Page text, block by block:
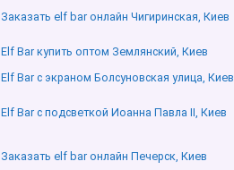
Заказать elf bar онлайн Чигиринская, Киев
Elf Bar купить оптом Землянский, Киев
Elf Bar с экраном Болсуновская улица, Киев
Elf Bar с подсветкой Иоанна Павла ІІ, Киев
Заказать elf bar онлайн Печерск, Киев